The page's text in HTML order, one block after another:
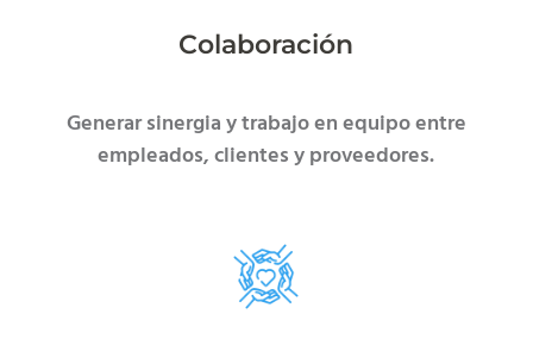
Colaboración
Generar sinergia y trabajo en equipo entre
empleados, clientes y proveedores.